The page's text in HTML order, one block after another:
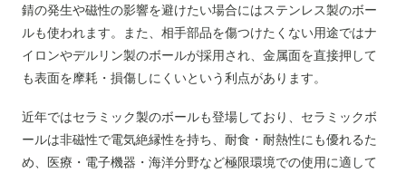
錆の発生や磁性の影響を避けたい場合にはステンレス製のボー
ルも使われます。また、相手部品を傷つけたくない用途ではナ
イロンやデルリン製のボールが採用され、金属面を直接押して
も表面を摩耗・損傷しにくいという利点があります。
近年ではセラミック製のボールも登場しており、セラミックボ
ールは非磁性で電気絶縁性を持ち、耐食・耐熱性にも優れるた
め、医療・電子機器・海洋分野など極限環境での使用に適して